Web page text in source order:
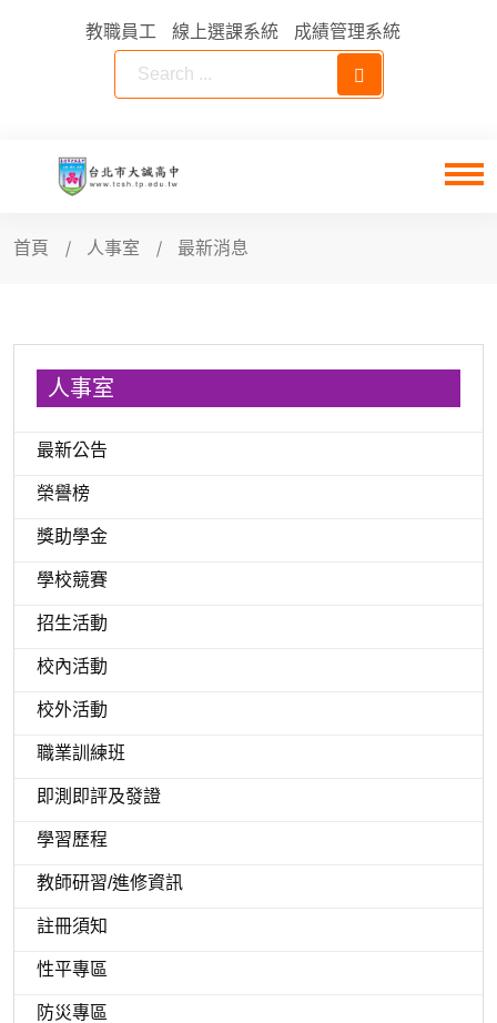
教職員工 線上選課系統 成績管理系統
首頁 人事室 最新消息
人事室
最新公告
榮譽榜
獎助學金
學校競賽
招生活動
校內活動
校外活動
職業訓練班
即測即評及發證
學習歷程
教師研習/進修資訊
註冊須知
性平專區
防災專區